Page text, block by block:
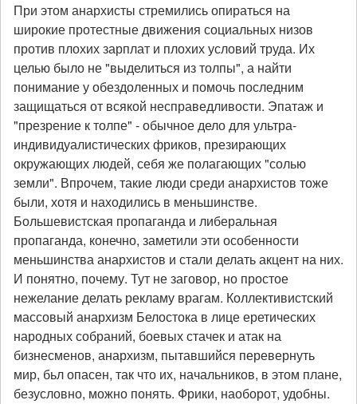
При этом анархисты стремились опираться на
широкие протестные движения социальных низов
против плохих зарплат и плохих условий труда. Их
целью было не "выделиться из толпы", а найти
понимание у обездоленных и помочь последним
защищаться от всякой несправедливости. Эпатаж и
"презрение к толпе" - обычное дело для ультра-
индивидуалистических фриков, презирающих
окружающих людей, себя же полагающих "солью
земли". Впрочем, такие люди среди анархистов тоже
были, хотя и находились в меньшинстве.
Большевистская пропаганда и либеральная
пропаганда, конечно, заметили эти особенности
меньшинства анархистов и стали делать акцент на них.
И понятно, почему. Тут не заговор, но простое
нежелание делать рекламу врагам. Коллективистский
массовый анархизм Белостока в лице еретических
народных собраний, боевых стачек и атак на
бизнесменов, анархизм, пытавшийся перевернуть
мир, бьл опасен, так что их, начальников, в этом плане,
безусловно, можно понять. Фрики, наоборот, удобны.